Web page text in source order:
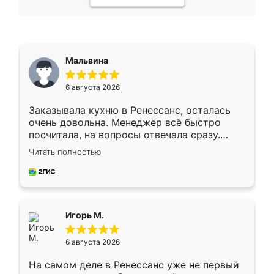
Мальвина
6 августа 2026
Заказывала кухню в Ренессанс, осталась
очень довольна. Менеджер всё быстро
посчитала, на вопросы отвечала сразу.
Замерщик приехал в субботу, подошёл к
делу со всей ответственностью. Собрали
за день, ребята работали аккуратно, даже
Читать полностью
Игорь М.
6 августа 2026
На самом деле в Ренессанс уже не первый